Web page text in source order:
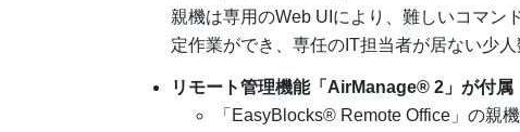
親機は専用のWeb UIにより、難しいコマン
定作業ができ、専任のIT担当者が居ない少人
リモート管理機能「AirManage® 2」が付属
「EasyBlocks® Remote Office」の親